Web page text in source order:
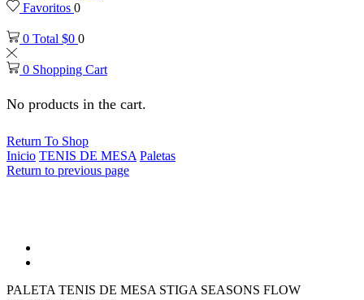
Favoritos 0
0 Total $0 0
0 Shopping Cart
No products in the cart.
Return To Shop
Inicio TENIS DE MESA Paletas
Return to previous page
PALETA TENIS DE MESA STIGA SEASONS FLOW